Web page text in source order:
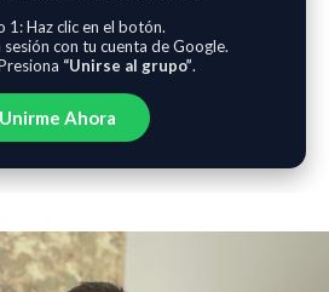
1: Haz clic en el botón.
sesión con tu cuenta de Google.
“Unirse al grupo”.
Unirme Ahora